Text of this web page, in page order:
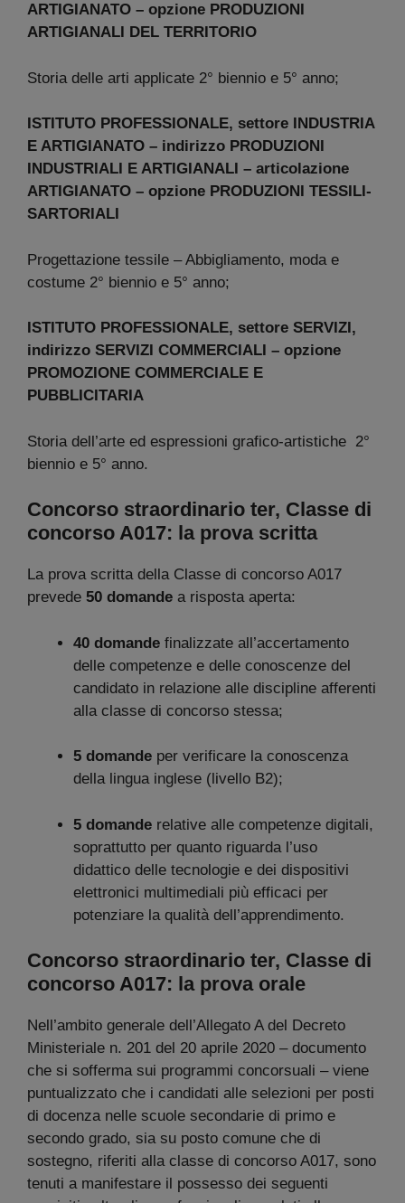
ARTIGIANATO – opzione PRODUZIONI
ARTIGIANALI DEL TERRITORIO
Storia delle arti applicate 2° biennio e 5° anno;
ISTITUTO PROFESSIONALE, settore INDUSTRIA
E ARTIGIANATO – indirizzo PRODUZIONI
INDUSTRIALI E ARTIGIANALI – articolazione
ARTIGIANATO – opzione PRODUZIONI TESSILI-
SARTORIALI
Progettazione tessile – Abbigliamento, moda e
costume 2° biennio e 5° anno;
ISTITUTO PROFESSIONALE, settore SERVIZI,
indirizzo SERVIZI COMMERCIALI – opzione
PROMOZIONE COMMERCIALE E
PUBBLICITARIA
Storia dell’arte ed espressioni grafico-artistiche 2°
biennio e 5° anno.
Concorso straordinario ter, Classe di
concorso A017: la prova scritta
La prova scritta della Classe di concorso A017
prevede 50 domande a risposta aperta:
40 domande finalizzate all’accertamento
delle competenze e delle conoscenze del
candidato in relazione alle discipline afferenti
alla classe di concorso stessa;
5 domande per verificare la conoscenza
della lingua inglese (livello B2);
5 domande relative alle competenze digitali,
soprattutto per quanto riguarda l’uso
didattico delle tecnologie e dei dispositivi
elettronici multimediali più efficaci per
potenziare la qualità dell’apprendimento.
Concorso straordinario ter, Classe di
concorso A017: la prova orale
Nell’ambito generale dell’Allegato A del Decreto
Ministeriale n. 201 del 20 aprile 2020 – documento
che si sofferma sui programmi concorsuali – viene
puntualizzato che i candidati alle selezioni per posti
di docenza nelle scuole secondarie di primo e
secondo grado, sia su posto comune che di
sostegno, riferiti alla classe di concorso A017, sono
tenuti a manifestare il possesso dei seguenti